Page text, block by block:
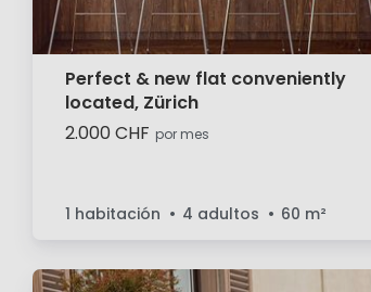
Perfect & new flat conveniently
located, Zürich
2.000 CHF por mes
1 habitación 4 adultos 60 m²